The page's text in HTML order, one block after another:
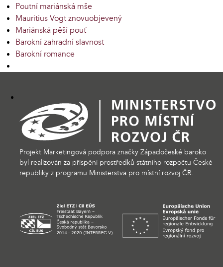
Poutní mariánská mše
Mauritius Vogt znovuobjevený
Mariánská pěší pouť
Barokní zahradní slavnost
Barokní romance
Projekt Marketingová podpora značky Západočeské baroko
byl realizován za přispění prostředků státního rozpočtu České
republiky z programu Ministerstva pro místní rozvoj ČR.